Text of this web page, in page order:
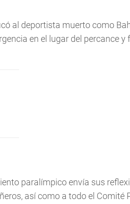
al deportista muerto como
en el lugar del percance
paralímpico envía sus
así como a todo el Comité